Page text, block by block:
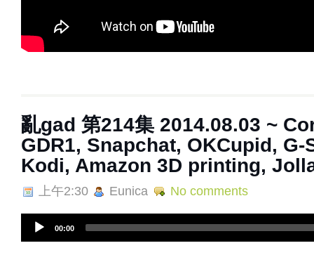
亂gad 第214集 2014.08.03 ~
GDR1, Snapchat, OKCupid, G-
Kodi, Amazon 3D printing,
上午2:30 Eunica No comments
00:00